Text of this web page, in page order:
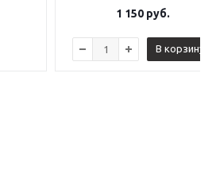
1 150руб.
В корзину